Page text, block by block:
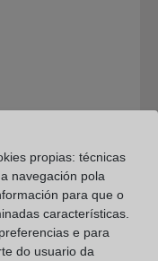
propias: técnicas
navegación pola
para que o
características.
e para
do usuario da